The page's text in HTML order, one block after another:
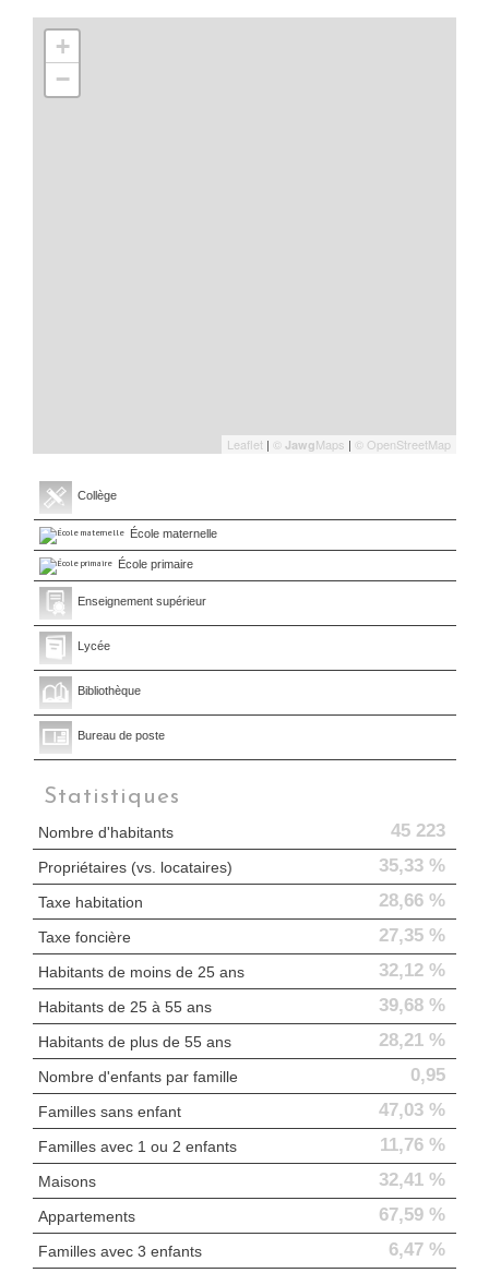
+
−
Leaflet | © JawgMaps | © OpenStreetMap
Collège
École maternelle
École primaire
Enseignement supérieur
Lycée
Bibliothèque
Bureau de poste
Statistiques
Nombre d'habitants 45 223
Propriétaires (vs. locataires) 35,33 %
Taxe habitation 28,66 %
Taxe foncière 27,35 %
Habitants de moins de 25 ans 32,12 %
Habitants de 25 à 55 ans 39,68 %
Habitants de plus de 55 ans 28,21 %
Nombre d'enfants par famille 0,95
Familles sans enfant 47,03 %
Familles avec 1 ou 2 enfants 11,76 %
Maisons 32,41 %
Appartements 67,59 %
Familles avec 3 enfants 6,47 %